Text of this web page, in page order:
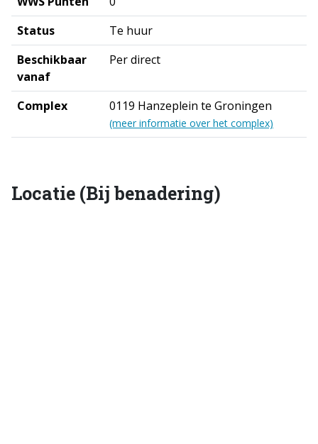
Status
Te huur
Beschikbaar
vanaf
Per direct
Complex 0119 Hanzeplein te Groningen
(meer informatie over het complex)
Locatie (Bij benadering)